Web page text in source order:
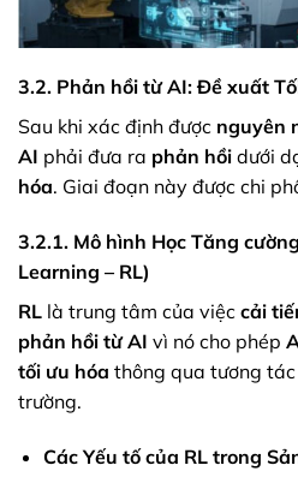
3.2. Phản hồi từ AI: Đề xuất
Sau khi xác định được nguyên
AI phải đưa ra phản hồi dưới
hóa. Giai đoạn này được chi
3.2.1. Mô hình Học Tăng
Learning – RL)
RL là trung tâm của việc cải
phản hồi từ AI vì nó cho phép
tối ưu hóa thông qua tương
trường.
Các Yếu tố của RL trong